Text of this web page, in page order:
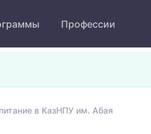
Профессии
в КазНПУ им. Абая